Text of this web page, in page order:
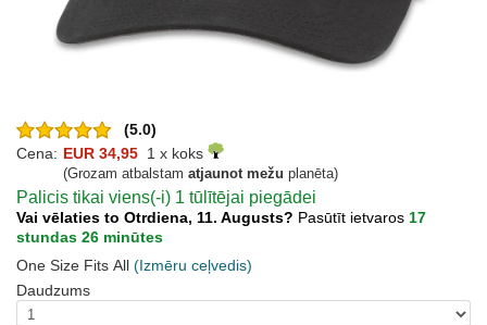
(5.0)
Cena: EUR 34,95 1 x koks
(Grozam atbalstam atjaunot mežu planēta)
Palicis tikai viens(-i) 1 tūlītējai piegādei
Vai vēlaties to Otrdiena, 11. Augusts? Pasūtīt ietvaros 17
stundas 26 minūtes
One Size Fits All (Izmēru ceļvedis)
Daudzums